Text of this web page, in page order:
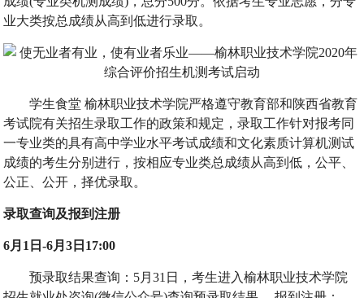
业大类按总成绩从高到低进行录取。
学生食堂 榆林职业技术学院严格遵守教育部和陕西省教育
考试院有关招生录取工作的政策和规定，录取工作针对报考同
一专业类的具有高中学业水平考试成绩和文化素质计算机测试
成绩的考生分别进行，按相应专业类总成绩从高到低，公平、
公正、公开，择优录取。
录取查询及报到注册
6月1日-6月3日17:00
预录取结果查询：5月31日，考生进入榆林职业技术学院